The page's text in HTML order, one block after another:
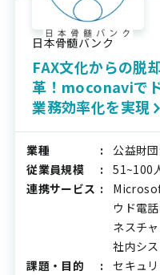
日本骨髄バンク
FAX文化からの脱
革！moconaviで
業務効率化を実現
業種
公益財
従業員規模
51~100
連携サービス
ウド電
ネスチ
社内シ
課題・目的
セキュ